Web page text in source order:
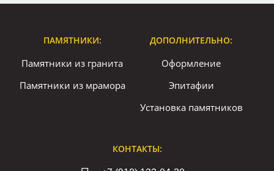
ПАМЯТНИКИ:
Памятники из гранита
Памятники из мрамора
ДОПОЛНИТЕЛЬНО:
Оформление
Эпитафии
Установка памятников
КОНТАКТЫ: